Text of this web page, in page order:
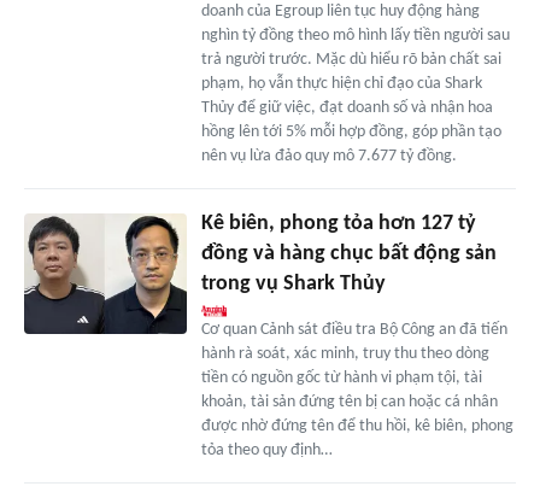
doanh của Egroup liên tục huy động hàng
nghìn tỷ đồng theo mô hình lấy tiền người sau
trả người trước. Mặc dù hiểu rõ bản chất sai
phạm, họ vẫn thực hiện chỉ đạo của Shark
Thủy để giữ việc, đạt doanh số và nhận hoa
hồng lên tới 5% mỗi hợp đồng, góp phần tạo
nên vụ lừa đảo quy mô 7.677 tỷ đồng.
Kê biên, phong tỏa hơn 127 tỷ
đồng và hàng chục bất động sản
trong vụ Shark Thủy
Cơ quan Cảnh sát điều tra Bộ Công an đã tiến
hành rà soát, xác minh, truy thu theo dòng
tiền có nguồn gốc từ hành vi phạm tội, tài
khoản, tài sản đứng tên bị can hoặc cá nhân
được nhờ đứng tên để thu hồi, kê biên, phong
tỏa theo quy định…